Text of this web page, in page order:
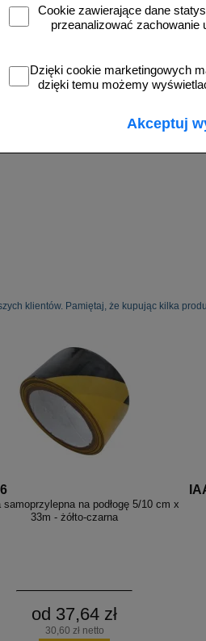
Cookie zawierające dane
przeanalizować zachowanie
Dzięki cookie marketingowych
dzięki temu możemy
Akceptuj
klientów. Pamiętaj, że kupując kilka
samoprzylepna na podłogę 5/10 cm x
33m - żółto-czarna
od 37,64 zł
30,60 zł netto